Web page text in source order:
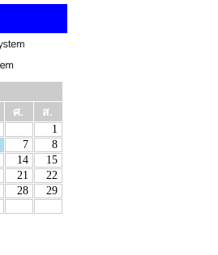
ศ.
ส.
1
7
8
14
15
21
22
28
29